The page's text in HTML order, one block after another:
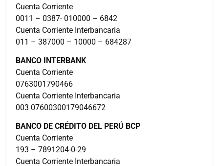
Cuenta Corriente
0011 – 0387- 010000 – 6842
Cuenta Corriente Interbancaria
011 – 387000 – 10000 – 684287
BANCO INTERBANK
Cuenta Corriente
0763001790466
Cuenta Corriente Interbancaria
003 07600300179046672
BANCO DE CRÉDITO DEL PERÚ BCP
Cuenta Corriente
193 – 7891204-0-29
Cuenta Corriente Interbancaria